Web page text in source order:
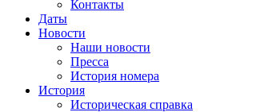
Контакты
Даты
Новости
Наши новости
Пресса
История номера
История
Историческая справка